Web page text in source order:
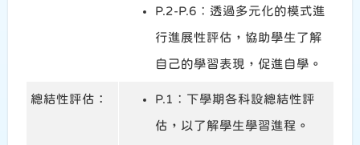
P.2-P.6︰透過多元化的模式進
行進展性評估，協助學生了解
自己的學習表現，促進自學。
總結性評估： P.1︰下學期各科設總結性評
估，以了解學生學習進程。